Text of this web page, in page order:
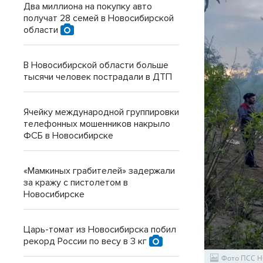
Фото ПСС
Два миллиона на покупку авто
получат 28 семей в Новосибирской
области
В Новосибирской области больше
тысячи человек пострадали в ДТП
Ячейку международной группировки
телефонных мошенников накрыло
ФСБ в Новосибирске
«Мамкиных грабителей» задержали
за кражу с пистолетом в
Новосибирске
Царь-томат из Новосибирска побил
рекорд России по весу в 3 кг